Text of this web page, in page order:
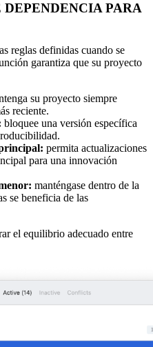
PARA
reglas definidas cuando se
garantiza que su proyecto
su proyecto siempre
reciente.
bloquee una versión específica
permita actualizaciones
para una innovación
manténgase dentro de la
se beneficia de las
el equilibrio adecuado entre